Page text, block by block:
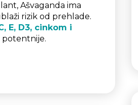
Ašvaganda ima
rizik od prehlade.
E, D3, cinkom i
potentnije.